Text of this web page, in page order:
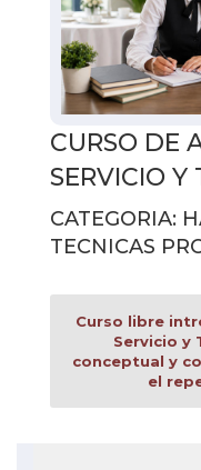
CURSO DE
SERVICIO Y
CATEGORIA:
TECNICAS
Curso libre
Servicio y
conceptual y
el